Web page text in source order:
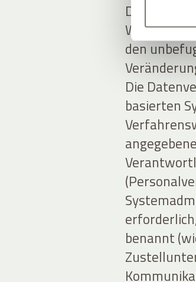
Der
Weise und
den
Die
basierten
benannt